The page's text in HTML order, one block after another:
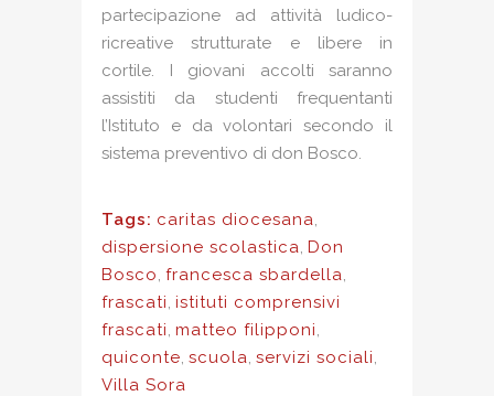
partecipazione ad attività ludico-
ricreative strutturate e libere in
cortile. I giovani accolti saranno
assistiti da studenti frequentanti
l’Istituto e da volontari secondo il
sistema preventivo di don Bosco.
Tags: caritas diocesana,
dispersione scolastica, Don
Bosco, francesca sbardella,
frascati, istituti comprensivi
frascati, matteo filipponi,
quiconte, scuola, servizi sociali,
Villa Sora